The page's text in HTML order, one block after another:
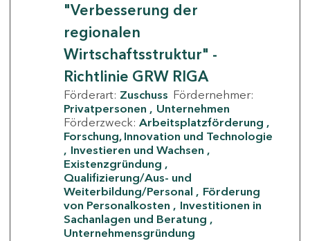
"Verbesserung der
regionalen
Wirtschaftsstruktur" -
Richtlinie GRW RIGA
Förderart: Zuschuss Fördernehmer:
Privatpersonen
Unternehmen
Förderzweck: Arbeitsplatzförderung
Forschung, Innovation und Technologie
Investieren und Wachsen
Existenzgründung
Qualifizierung/Aus- und
Weiterbildung/Personal
Förderung
von Personalkosten
Investitionen in
Sachanlagen und Beratung
Unternehmensgründung